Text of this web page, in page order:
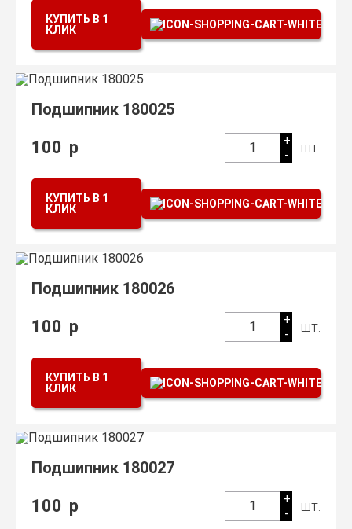
КУПИТЬ В 1
КЛИК
Подшипник 180025
100 р 1
+
-
шт.
КУПИТЬ В 1
КЛИК
Подшипник 180026
100 р 1
+
-
шт.
КУПИТЬ В 1
КЛИК
Подшипник 180027
100 р 1
+
-
шт.